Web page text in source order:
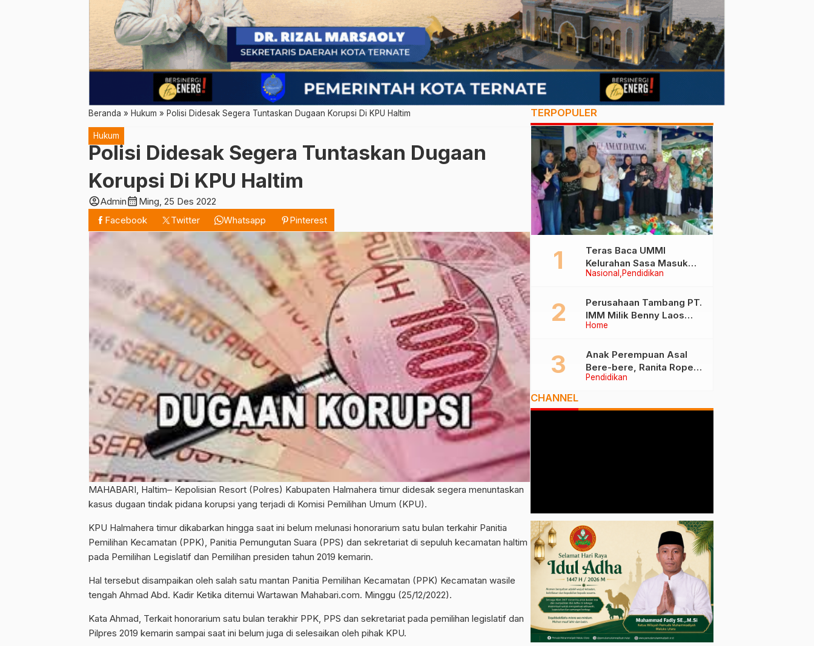
Beranda » Hukum » Polisi Didesak Segera Tuntaskan Dugaan Korupsi Di KPU Haltim
Hukum
Polisi Didesak Segera Tuntaskan Dugaan
Korupsi Di KPU Haltim
account_circleAdmincalendar_month Ming, 25 Des 2022
Facebook
Twitter Whatsapp Pinterest
MAHABARI, Haltim– Kepolisian Resort (Polres) Kabupaten Halmahera timur didesak segera menuntaskan
kasus dugaan tindak pidana korupsi yang terjadi di Komisi Pemilihan Umum (KPU).
KPU Halmahera timur dikabarkan hingga saat ini belum melunasi honorarium satu bulan terkahir Panitia
Pemilihan Kecamatan (PPK), Panitia Pemungutan Suara (PPS) dan sekretariat di sepuluh kecamatan haltim
pada Pemilihan Legislatif dan Pemilihan presiden tahun 2019 kemarin.
Hal tersebut disampaikan oleh salah satu mantan Panitia Pemilihan Kecamatan (PPK) Kecamatan wasile
tengah Ahmad Abd. Kadir Ketika ditemui Wartawan Mahabari.com. Minggu (25/12/2022).
Kata Ahmad, Terkait honorarium satu bulan terakhir PPK, PPS dan sekretariat pada pemilihan legislatif dan
Pilpres 2019 kemarin sampai saat ini belum juga di selesaikan oleh pihak KPU.
TERPOPULER
Nasional Pendidikan
Teras Baca UMMI
Kelurahan Sasa Masuk
Tiga Besar Nasional, Tim
Ternate
Home
Perusahaan Tambang PT.
IMM Milik Benny Laos
Diduga Tak Miliki Izin HPH
Pendidikan
Anak Perempuan Asal
Bere-bere, Ranita Rope
Dikukuhkan Sebagai Guru
CHANNEL